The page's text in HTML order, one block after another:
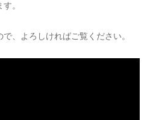
。
、よろしければご覧ください。